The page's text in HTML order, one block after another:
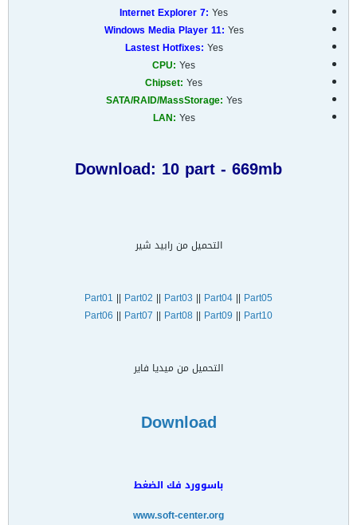
Internet Explorer 7: Yes
Windows Media Player 11: Yes
Lastest Hotfixes: Yes
CPU: Yes
Chipset: Yes
SATA/RAID/MassStorage: Yes
LAN: Yes
Download: 10 part - 669mb
التحميل من رابيد شير
Part01 || Part02 || Part03 || Part04 || Part05
Part06 || Part07 || Part08 || Part09 || Part10
التحميل من ميديا فاير
Download
باسوورد فك الضغط
www.soft-center.org